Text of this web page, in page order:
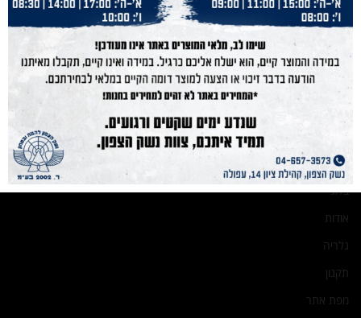
נשק הצפון
חנות מוצרים
מועדון קליעה
בלוג
אודות
גלריה
תקנון
מפת אתר